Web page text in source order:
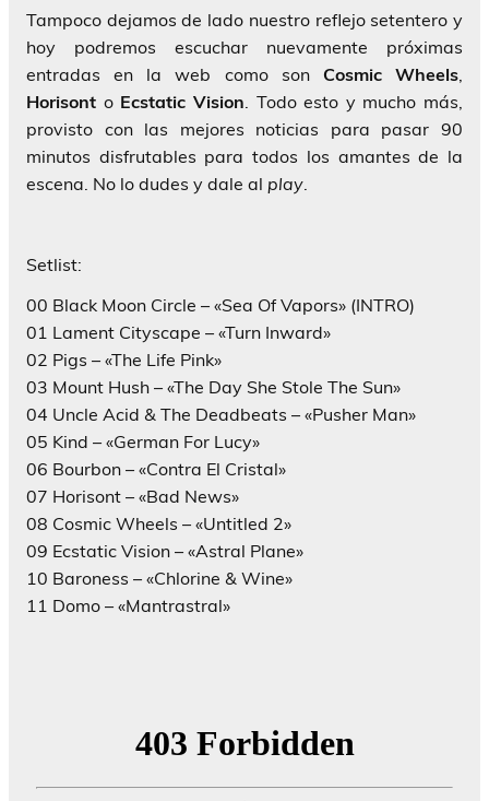
Tampoco dejamos de lado nuestro reflejo setentero y
hoy podremos escuchar nuevamente próximas
entradas en la web como son Cosmic Wheels,
Horisont o Ecstatic Vision. Todo esto y mucho más,
provisto con las mejores noticias para pasar 90
minutos disfrutables para todos los amantes de la
escena. No lo dudes y dale al play.
Setlist:
00 Black Moon Circle​ – «Sea Of Vapors» (INTRO)
01 Lament Cityscape​ – «Turn Inward»
02 Pigs​ – «The Life Pink»
03 Mount Hush​ – «The Day She Stole The Sun»
04 Uncle Acid & The Deadbeats​ – «Pusher Man»
05 Kind – «German For Lucy»
06 Bourbon – «Contra El Cristal»
07 Horisont​ – «Bad News»
08 Cosmic Wheels – «Untitled 2»
09 Ecstatic Vision​ – «Astral Plane»
10 Baroness​ – «Chlorine & Wine»
11 Domo​ – «Mantrastral»